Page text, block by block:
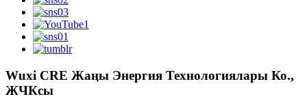
Wuxi CRE Жаңы Энергия Технологиялары Ко.,
ЖЧКсы